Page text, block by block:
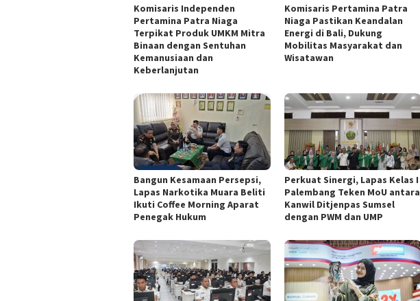
Komisaris Independen
Pertamina Patra Niaga
Terpikat Produk UMKM Mitra
Binaan dengan Sentuhan
Kemanusiaan dan
Keberlanjutan
Komisaris Pertamina Patra
Niaga Pastikan Keandalan
Energi di Bali, Dukung
Mobilitas Masyarakat dan
Wisatawan
Bangun Kesamaan Persepsi,
Lapas Narkotika Muara Beliti
Ikuti Coffee Morning Aparat
Penegak Hukum
Perkuat Sinergi, Lapas Kelas I
Palembang Teken MoU antara
Kanwil Ditjenpas Sumsel
dengan PWM dan UMP